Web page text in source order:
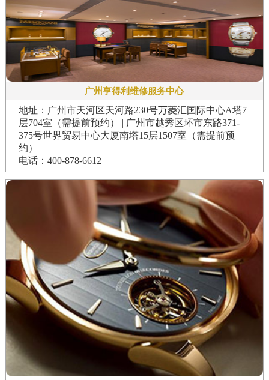
广州亨得利维修服务中心
地址：广州市天河区天河路230号万菱汇国际中心A塔7
层704室（需提前预约） | 广州市越秀区环市东路371-
375号世界贸易中心大厦南塔15层1507室（需提前预
约）
电话：400-878-6612